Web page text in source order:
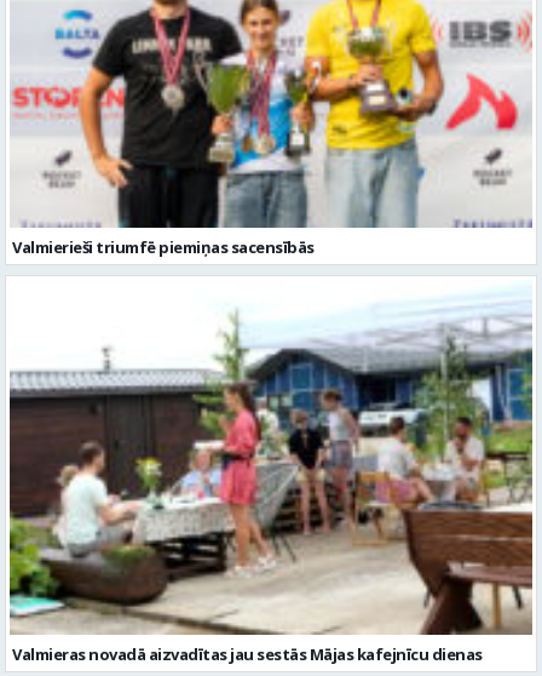
Valmierieši triumfē piemiņas sacensībās
Valmieras novadā aizvadītas jau sestās Mājas kafejnīcu dienas